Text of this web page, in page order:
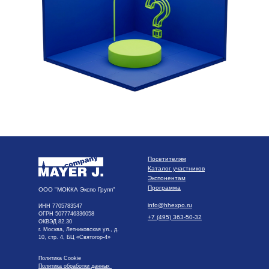
Политика Cookie
Политика обработки данных
ИНН 7705783547
ОГРН 5077746336058
ОКВЭД 82.30
г. Москва, Летниковская ул., д.
10, стр. 4, БЦ «Святогор-4»
info@hhexpo.ru
+7 (495) 363-50-32
ООО "МОККА Экспо Групп"
Посетителям
Каталог участников
Программа
Экспонентам